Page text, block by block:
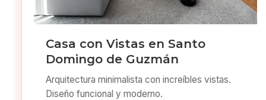
Casa con Vistas en Santo
Domingo de Guzmán
Arquitectura minimalista con increíbles vistas.
Diseño funcional y moderno.